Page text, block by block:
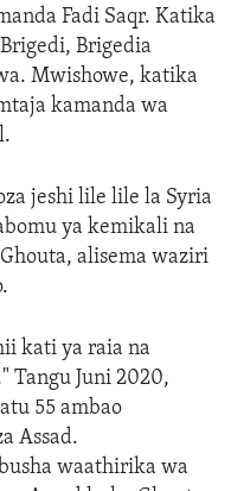
Fadi Saqr. Katika
Brigedia
Mwishowe, katika
kamanda wa
jeshi lile lile la Syria
ya kemikali na
alisema waziri
kati ya raia na
Tangu Juni 2020,
55 ambao
Assad.
waathirika wa